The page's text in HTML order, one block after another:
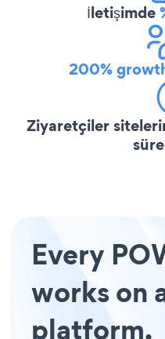
İletişimde
200%
Ziyaretçiler
Every
works on
platform.